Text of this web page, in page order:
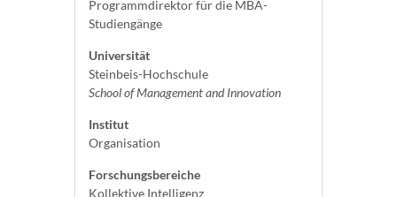
Programmdirektor für die MBA-
Studiengänge
Universität
Steinbeis-Hochschule
School of Management and Innovation
Institut
Organisation
Forschungsbereiche
Kollektive Intelligenz